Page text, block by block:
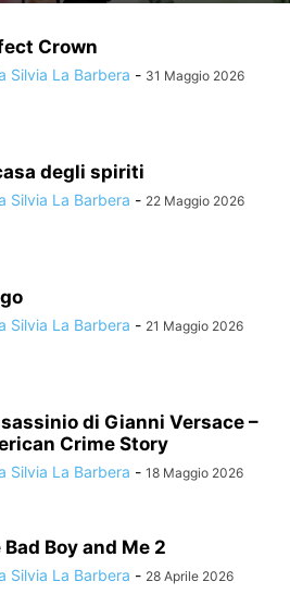
Crown
Silvia La Barbera - 31 Maggio 2026
degli spiriti
Silvia La Barbera - 22 Maggio 2026
Silvia La Barbera - 21 Maggio 2026
di Gianni Versace –
Crime Story
Silvia La Barbera - 18 Maggio 2026
Bad Boy and Me 2
Silvia La Barbera - 28 Aprile 2026